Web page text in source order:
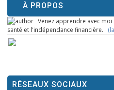
À PROPOS
Venez apprendre avec
santé et l'indépendance financière.
RÉSEAUX SOCIAUX